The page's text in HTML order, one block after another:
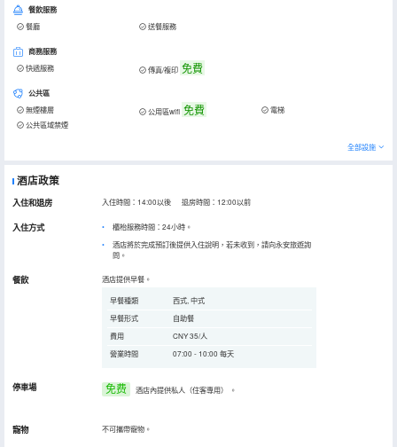
餐飲服務
餐廳 送餐服務
商務服務
快遞服務 傳真/複印 免費
公共區
無煙樓層 公用區wifi 免費
電梯
公共區域禁煙
全部設施
酒店政策
入住和退房 入住時間：14:00以後 退房時間：12:00以前
入住方式
櫃枱服務時間：24小時。
酒店將於完成預訂後提供入住說明，若未收到，請向永安旅遊詢
問。
餐飲 酒店提供早餐。
早餐種類
西式, 中式
早餐形式
自助餐
費用
CNY 35/人
營業時間
07:00 - 10:00 每天
停車場 免费 酒店內提供私人（住客專用） 。
寵物 不可攜帶寵物。